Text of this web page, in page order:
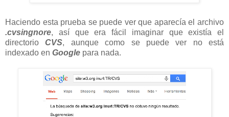
Haciendo esta prueba se puede ver que aparecía el archivo
.cvsingnore, así que era fácil imaginar que existía el
directorioCVS, aunque como se puede ver no está
indexado en Google para nada.